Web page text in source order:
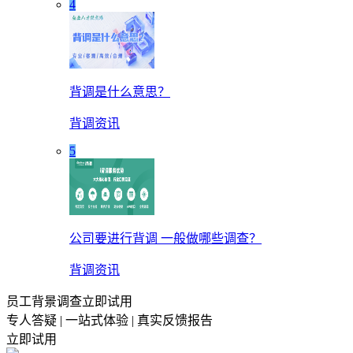
4
背调是什么意思？
背调资讯
5
公司要进行背调 一般做哪些调查？
背调资讯
员工背景调查立即试用
专人答疑 | 一站式体验 | 真实反馈报告
立即试用